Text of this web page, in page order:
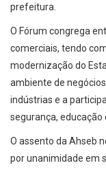
prefeitura.
O Fórum congrega
comerciais, tendo
modernização do
ambiente de
indústrias e a
segurança, educação
O assento da Ahseb
por unanimidade em